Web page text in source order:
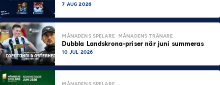
7 AUG 2026
MÅNADENS SPELARE MÅNADENS TRÄNARE
Dubbla Landskrona-priser när juni summeras
10 JUL 2026